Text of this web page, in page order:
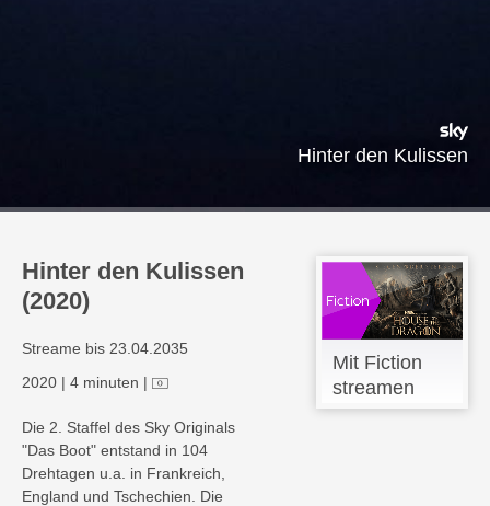
Hinter den Kulissen
Hinter den Kulissen
(2020)
Streame bis 23.04.2035
2020 | 4 minuten |
Die 2. Staffel des Sky Originals
"Das Boot" entstand in 104
Drehtagen u.a. in Frankreich,
England und Tschechien. Die
Mit Fiction
streamen